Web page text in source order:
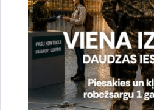
Vai šī informācija